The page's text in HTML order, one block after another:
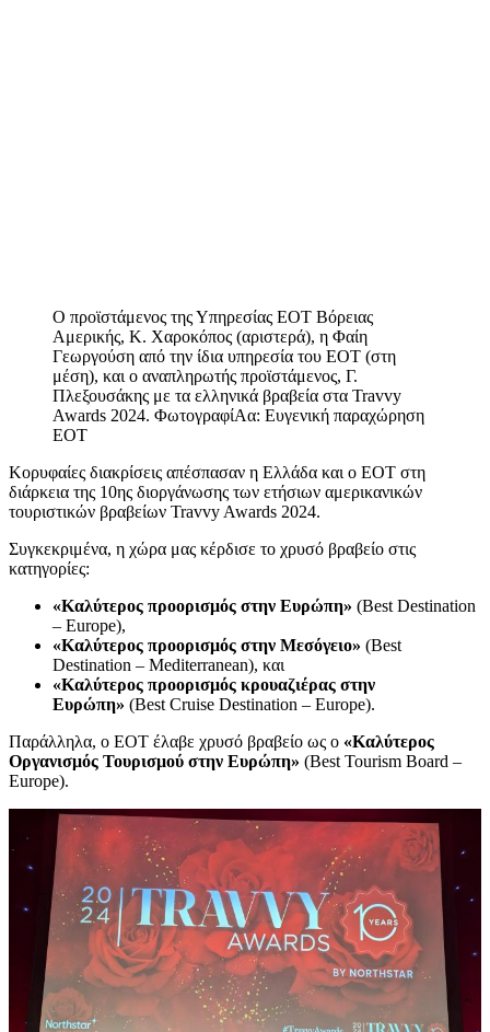
Ο προϊστάμενος της Υπηρεσίας ΕΟΤ Βόρειας
Αμερικής, Κ. Χαροκόπος (αριστερά), η Φαίη
Γεωργούση από την ίδια υπηρεσία του ΕΟΤ (στη
μέση), και ο αναπληρωτής προϊστάμενος, Γ.
Πλεξουσάκης με τα ελληνικά βραβεία στα Travvy
Awards 2024. ΦωτογραφίΑα: Ευγενική παραχώρηση
ΕΟΤ
Κορυφαίες διακρίσεις απέσπασαν η Ελλάδα και ο ΕΟΤ στη
διάρκεια της 10ης διοργάνωσης των ετήσιων αμερικανικών
τουριστικών βραβείων Travvy Awards 2024.
Συγκεκριμένα, η χώρα μας κέρδισε το χρυσό βραβείο στις
κατηγορίες:
«Καλύτερος προορισμός στην Ευρώπη» (Best Destination
– Europe),
«Καλύτερος προορισμός στην Μεσόγειο» (Best
Destination – Mediterranean), και
«Καλύτερος προορισμός κρουαζιέρας στην
Ευρώπη» (Best Cruise Destination – Europe).
Παράλληλα, ο ΕΟΤ έλαβε χρυσό βραβείο ως ο «Καλύτερος
Οργανισμός Τουρισμού στην Ευρώπη» (Best Tourism Board –
Europe).